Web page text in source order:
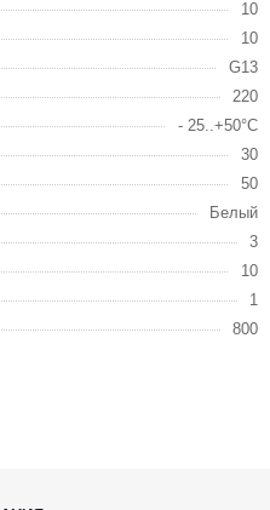
10
10
G13
220
- 25..+50°C
30
50
Белый
3
10
1
800